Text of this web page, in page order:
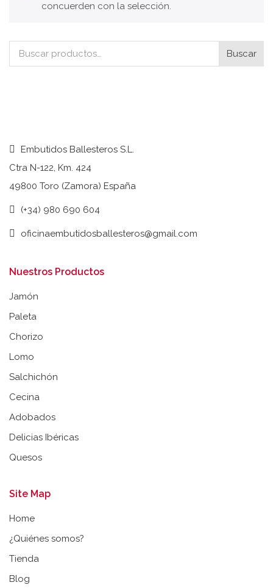
concuerden con la selección.
Buscar
Embutidos Ballesteros S.L.
Ctra N-122, Km. 424
49800 Toro (Zamora) España
(+34) 980 690 604
oficinaembutidosballesteros@gmail.com
Nuestros Productos
Jamón
Paleta
Chorizo
Lomo
Salchichón
Cecina
Adobados
Delicias Ibéricas
Quesos
Site Map
Home
¿Quiénes somos?
Tienda
Blog